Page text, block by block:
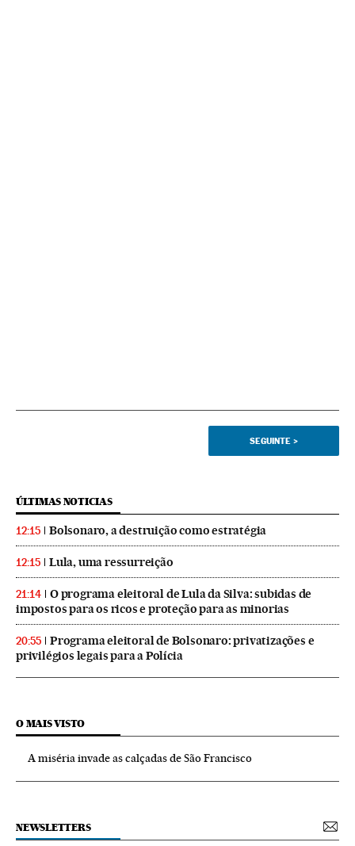
SEGUINTE >
ÚLTIMAS NOTICIAS
12:15 Bolsonaro, a destruição como estratégia
12:15 Lula, uma ressurreição
21:14
O programa eleitoral de Lula da Silva: subidas de
impostos para os ricos e proteção para as minorias
20:55
Programa eleitoral de Bolsonaro: privatizações e
privilégios legais para a Polícia
O MAIS VISTO
A miséria invade as calçadas de São Francisco
NEWSLETTERS